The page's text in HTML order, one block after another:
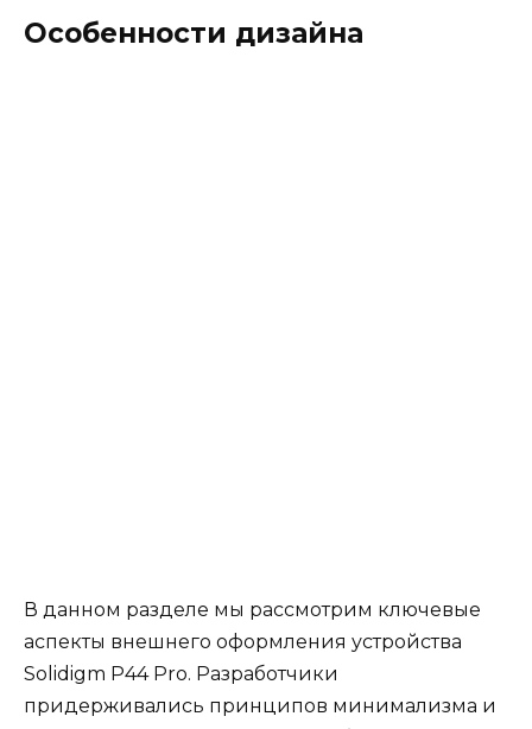
Особенности дизайна
В данном разделе мы рассмотрим ключевые
аспекты внешнего оформления устройства
Solidigm P44 Pro. Разработчики
придерживались принципов минимализма и